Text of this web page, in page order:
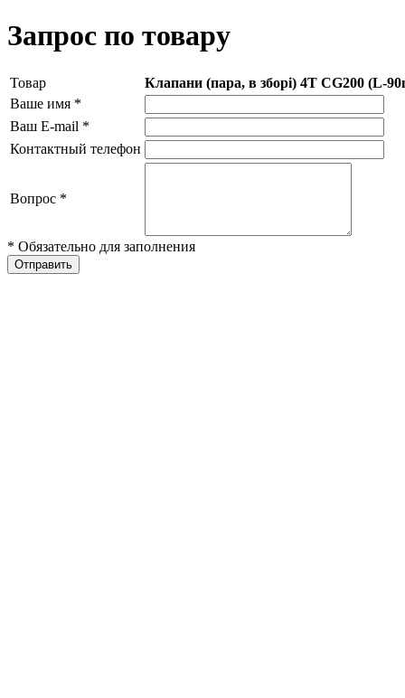
Запрос по товару
Товар
Клапани (пара, в зборі) 4T CG200 (L-
Ваше имя *
Ваш E-mail *
Контактный телефон
Вопрос *
* Обязательно для заполнения
Отправить